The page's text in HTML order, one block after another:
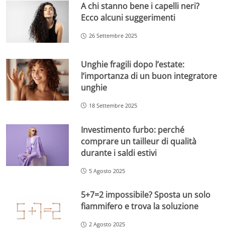
A chi stanno bene i capelli neri?
Ecco alcuni suggerimenti
26 Settembre 2025
Unghie fragili dopo l’estate:
l’importanza di un buon integratore
unghie
18 Settembre 2025
Investimento furbo: perché
comprare un tailleur di qualità
durante i saldi estivi
5 Agosto 2025
5+7=2 impossibile? Sposta un solo
fiammifero e trova la soluzione
2 Agosto 2025